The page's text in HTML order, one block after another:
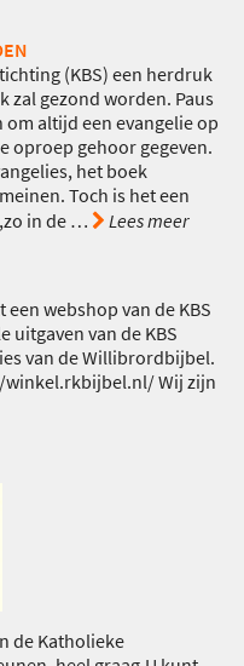
(KBS) een herdruk
zal gezond worden. Paus
om altijd een evangelie op
oproep gehoor gegeven.
het boek
Toch is het een
in de… Lees meer
webshop van de KBS
uitgaven van de KBS
van de Willibrordbijbel.
winkel.rkbijbel.nl/ Wij zijn
de Katholieke